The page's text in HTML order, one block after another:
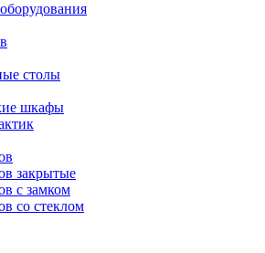
столы
шкафы
закрытые
с замком
со стеклом